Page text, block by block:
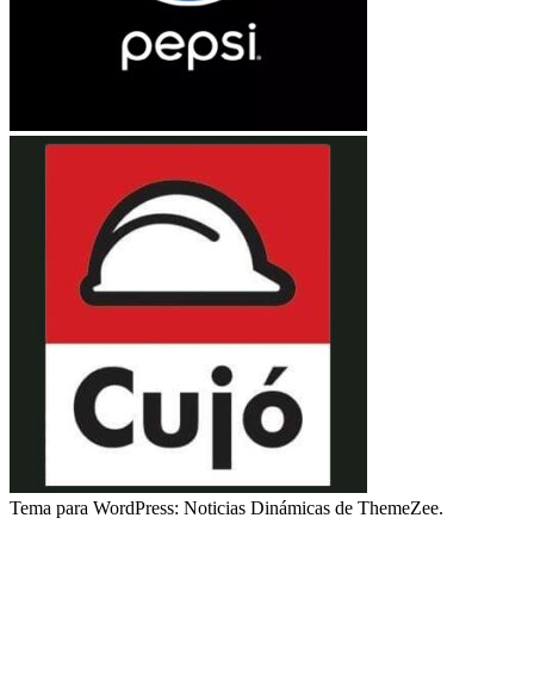
Tema para WordPress: Noticias Dinámicas de ThemeZee.